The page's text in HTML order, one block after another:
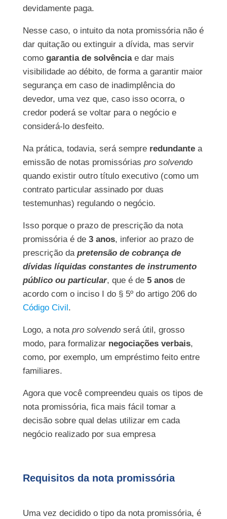
devidamente paga.
Nesse caso, o intuito da nota promissória não é
dar quitação ou extinguir a dívida, mas servir
como garantia de solvência e dar mais
visibilidade ao débito, de forma a garantir maior
segurança em caso de inadimplência do
devedor, uma vez que, caso isso ocorra, o
credor poderá se voltar para o negócio e
considerá-lo desfeito.
Na prática, todavia, será sempre redundantea
emissão de notas promissórias pro solvendo
quando existir outro título executivo (como um
contrato particular assinado por duas
testemunhas) regulando o negócio.
Isso porque o prazo de prescrição da nota
promissória é de 3 anos, inferior ao prazo de
prescrição da pretensão de cobrança de
dívidas líquidas constantes de instrumento
público ou particular, que é de 5 anosde
acordo com o inciso I do § 5º do artigo 206 do
Código Civil.
Logo, a nota pro solvendoserá útil, grosso
modo, para formalizar negociações verbais,
como, por exemplo, um empréstimo feito entre
familiares.
Agora que você compreendeu quais os tipos de
nota promissória, fica mais fácil tomar a
decisão sobre qual delas utilizar em cada
negócio realizado por sua empresa
Requisitos da nota promissória
Uma vez decidido o tipo da nota promissória, é